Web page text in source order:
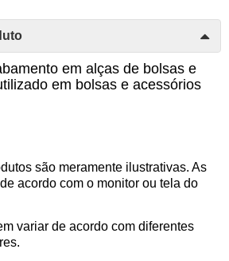
em alças de bolsas e
em bolsas e acessórios
são meramente ilustrativas. As
acordo com o monitor ou tela do
variar de acordo com diferentes